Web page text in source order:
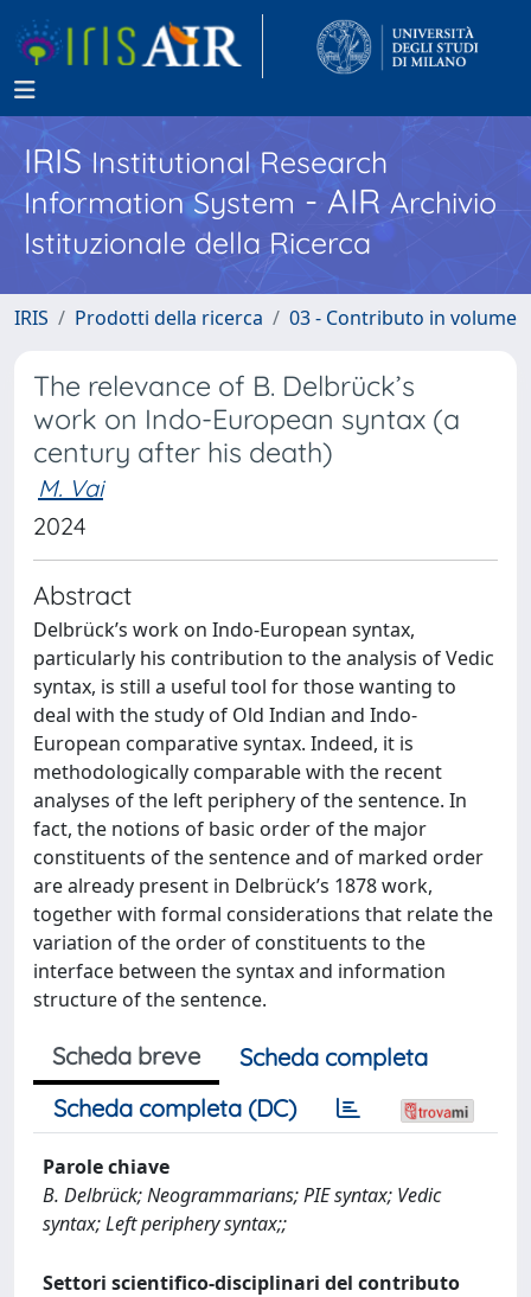
IRISInstitutional Research
Information System - AIR Archivio
Istituzionale della Ricerca
IRIS Prodotti della ricerca 03 - Contributo in volume
The relevance of B. Delbrück’s
work on Indo-European syntax (a
century after his death)
M. Vai
2024
Abstract
Delbrück’s work on Indo-European syntax,
particularly his contribution to the analysis of Vedic
syntax, is still a useful tool for those wanting to
deal with the study of Old Indian and Indo-
European comparative syntax. Indeed, it is
methodologically comparable with the recent
analyses of the left periphery of the sentence. In
fact, the notions of basic order of the major
constituents of the sentence and of marked order
are already present in Delbrück’s 1878 work,
together with formal considerations that relate the
variation of the order of constituents to the
interface between the syntax and information
structure of the sentence.
Scheda breve
Scheda completa
Scheda completa (DC)
Parole chiave
B. Delbrück; Neogrammarians; PIE syntax; Vedic
syntax; Left periphery syntax;;
Settori scientifico-disciplinari del contributo